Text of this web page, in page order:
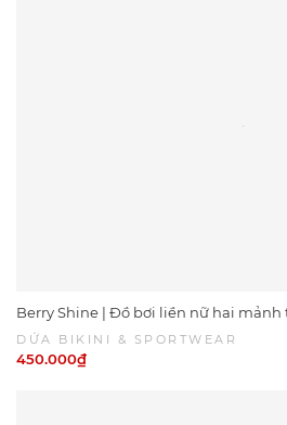
Berry Shine | Đồ bơi liền nữ hai mảnh
hồng ngọt ngào | DỨA BIKINI
DỨA BIKINI & SPORTWEAR
450.000₫